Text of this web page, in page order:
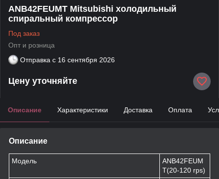
ANB42FEUMT Mitsubishi холодильный
спиральный компрессор
Под заказ
Опт и розница
Отправка с 16 сентября 2026
Цену уточняйте
Описание Характеристики Доставка Оплата
Описание
Модель
ANB42FEUM
T(20-120 rps)